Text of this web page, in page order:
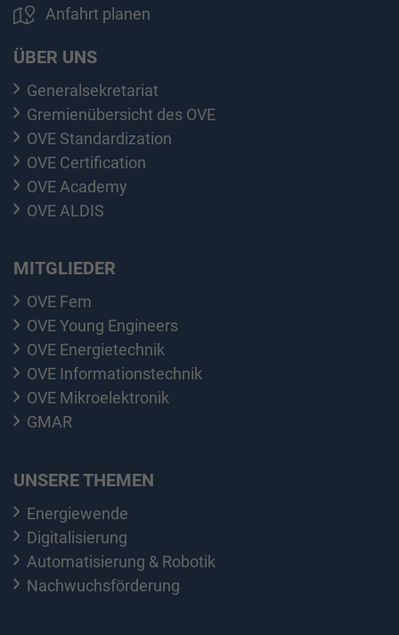
Anfahrt planen
ÜBER UNS
Generalsekretariat
Gremienübersicht des OVE
OVE Standardization
OVE Certification
OVE Academy
OVE ALDIS
MITGLIEDER
OVE Fem
OVE Young Engineers
OVE Energietechnik
OVE Informationstechnik
OVE Mikroelektronik
GMAR
UNSERE THEMEN
Energiewende
Digitalisierung
Automatisierung & Robotik
Nachwuchsförderung